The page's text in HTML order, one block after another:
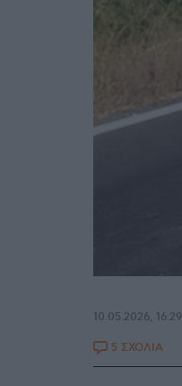
10.05.2026, 16:29
5 ΣΧΟΛΙΑ